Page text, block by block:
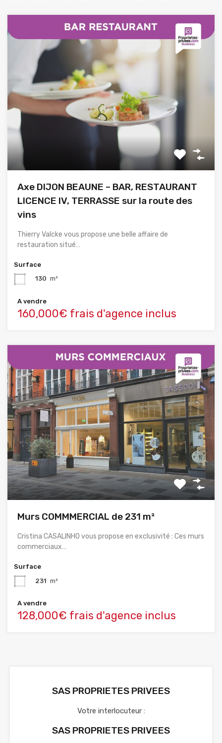
Axe DIJON BEAUNE – BAR, RESTAURANT
LICENCE IV, TERRASSE sur la route des
vins
Thierry Valcke vous propose une belle affaire de
restauration situé…
Surface
130 m²
A vendre
160,000€ frais d'agence inclus
Murs COMMMERCIAL de 231 m²
Cristina CASALINHO vous propose en exclusivité : Ces murs
commerciaux…
Surface
231 m²
A vendre
128,000€ frais d'agence inclus
SAS PROPRIETES PRIVEES
Votre interlocuteur :
SAS PROPRIETES PRIVEES